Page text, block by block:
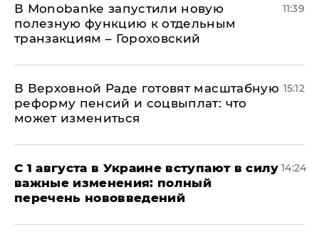
В Мonobankе запустили новую
полезную функцию к отдельным
транзакциям – Гороховский
11:39
В Верховной Раде готовят масштабную
реформу пенсий и соцвыплат: что
может измениться
15:12
С 1 августа в Украине вступают в силу
важные изменения: полный
перечень нововведений
14:24